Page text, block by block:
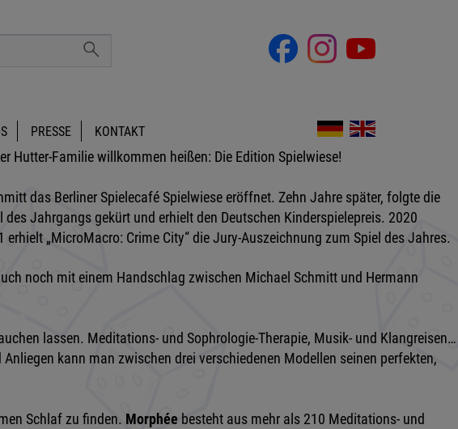
PRESSE KONTAKT
Hutter-Familie willkommen heißen: Die Edition Spielwiese!
das Berliner Spielecafé Spielwiese eröffnet. Zehn Jahre später, folgte die
Jahrgangs gekürt und erhielt den Deutschen Kinderspielepreis. 2020
„MicroMacro: Crime City“ die Jury-Auszeichnung zum Spiel des Jahres.
noch mit einem Handschlag zwischen Michael Schmitt und Hermann
lassen. Meditations- und Sophrologie-Therapie, Musik- und Klangreisen…
kann man zwischen drei verschiedenen Modellen seinen perfekten,
Schlaf zu finden. Morphée besteht aus mehr als 210 Meditations- und